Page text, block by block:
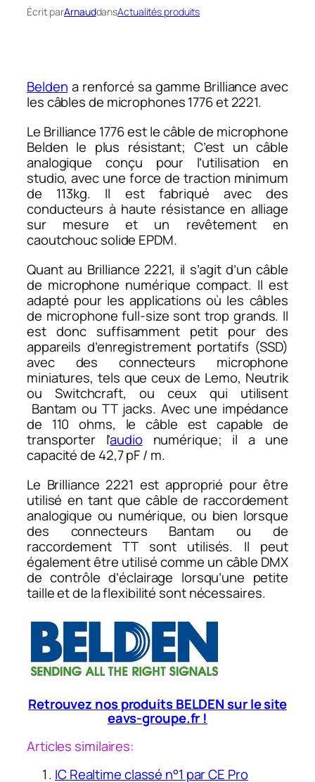
Écrit parArnauddansActualités produits
Belden a renforcé sa gamme Brilliance avec
les câbles de microphones 1776 et 2221.
Le Brilliance 1776 est le câble de microphone
Belden le plus résistant; C’est un câble
analogique conçu pour l’utilisation en
studio, avec une force de traction minimum
de 113kg. Il est fabriqué avec des
conducteurs à haute résistance en alliage
sur mesure et un revêtement en
caoutchouc solide EPDM.
Quant au Brilliance 2221, il s’agit d’un câble
de microphone numérique compact. Il est
adapté pour les applications où les câbles
de microphone full-size sont trop grands. Il
est donc suffisamment petit pour des
appareils d’enregistrement portatifs (SSD)
avec des connecteurs microphone
miniatures, tels que ceux de Lemo, Neutrik
ou Switchcraft, ou ceux qui utilisent
Bantam ou TT jacks. Avec une impédance
de 110 ohms, le câble est capable de
transporter l’audionumérique; il a une
capacité de 42,7 pF / m.
Le Brilliance 2221 est approprié pour être
utilisé en tant que câble de raccordement
analogique ou numérique, ou bien lorsque
des connecteurs Bantam ou de
raccordement TT sont utilisés. Il peut
également être utilisé comme un câble DMX
de contrôle d’éclairage lorsqu’une petite
taille et de la flexibilité sont nécessaires.
Retrouvez nos produits BELDEN sur le site
eavs-groupe.fr !
Articles similaires:
IC Realtime classé n°1 par CE Pro